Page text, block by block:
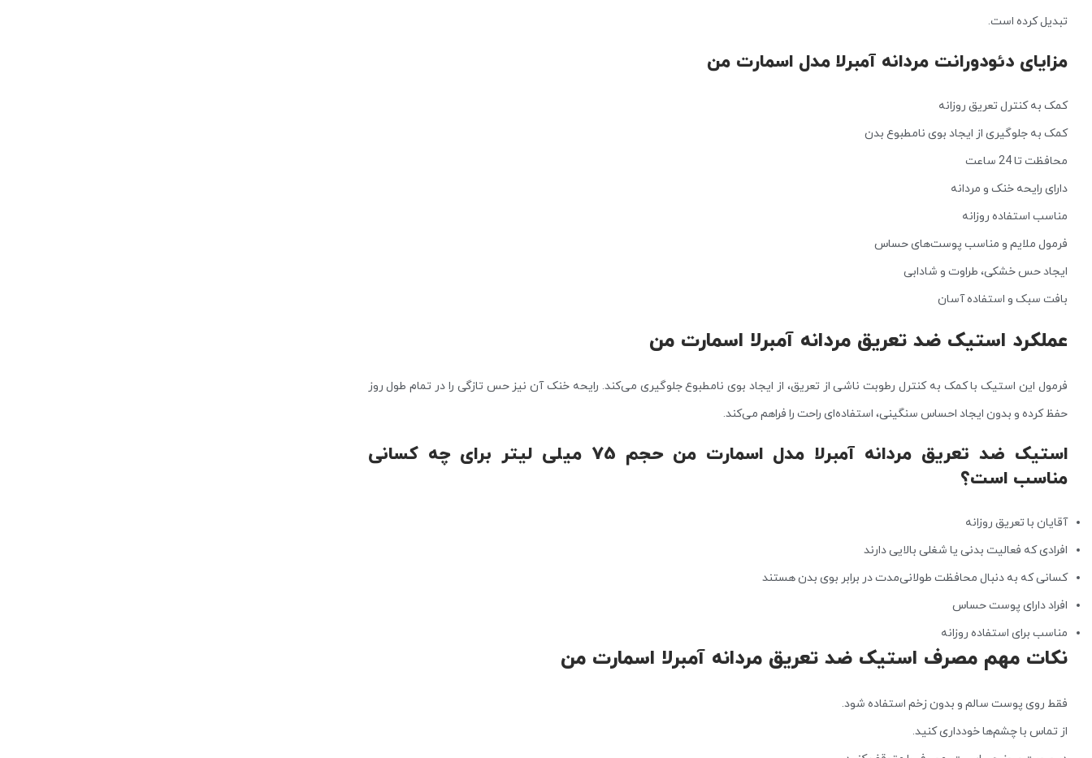
تبدیل کرده است.
مزایای دئودورانت مردانه آمبرلا مدل اسمارت من
کمک به کنترل تعریق روزانه
کمک به جلوگیری از ایجاد بوی نامطبوع بدن
محافظت تا 24 ساعت
دارای رایحه خنک و مردانه
مناسب استفاده روزانه
فرمول ملایم و مناسب پوست‌های حساس
ایجاد حس خشکی، طراوت و شادابی
بافت سبک و استفاده آسان
عملکرد استیک ضد تعریق مردانه آمبرلا اسمارت من
فرمول این استیک با کمک به کنترل رطوبت ناشی از تعریق، از ایجاد بوی نامطبوع جلوگیری می‌کند. رایحه خنک آن نیز حس تازگی را در تمام طول روز
حفظ کرده و بدون ایجاد احساس سنگینی، استفاده‌ای راحت را فراهم می‌کند.
استیک ضد تعریق مردانه آمبرلا مدل اسمارت من حجم 75 میلی لیتر برای چه کسانی
مناسب است؟
آقایان با تعریق روزانه
افرادی که فعالیت بدنی یا شغلی بالایی دارند
کسانی که به دنبال محافظت طولانی‌مدت در برابر بوی بدن هستند
افراد دارای پوست حساس
مناسب برای استفاده روزانه
نکات مهم مصرف استیک ضد تعریق مردانه آمبرلا اسمارت من
فقط روی پوست سالم و بدون زخم استفاده شود.
از تماس با چشم‌ها خودداری کنید.